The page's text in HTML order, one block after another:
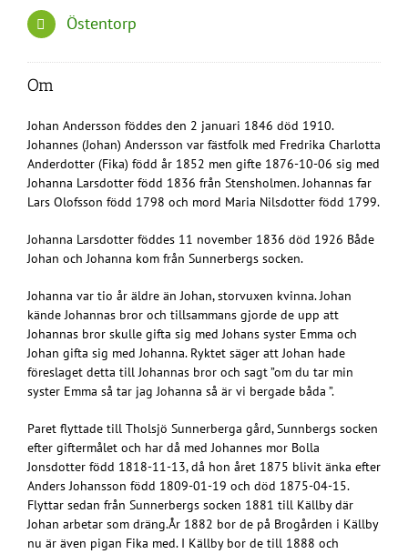
Östentorp
Om
Johan Andersson föddes den 2 januari 1846 död 1910.
Johannes (Johan) Andersson var fästfolk med Fredrika Charlotta
Anderdotter (Fika) född år 1852 men gifte 1876-10-06 sig med
Johanna Larsdotter född 1836 från Stensholmen. Johannas far
Lars Olofsson född 1798 och mord Maria Nilsdotter född 1799.
Johanna Larsdotter föddes 11 november 1836 död 1926 Både
Johan och Johanna kom från Sunnerbergs socken.
Johanna var tio år äldre än Johan, storvuxen kvinna. Johan
kände Johannas bror och tillsammans gjorde de upp att
Johannas bror skulle gifta sig med Johans syster Emma och
Johan gifta sig med Johanna. Ryktet säger att Johan hade
föreslaget detta till Johannas bror och sagt ”om du tar min
syster Emma så tar jag Johanna så är vi bergade båda ”.
Paret flyttade till Tholsjö Sunnerberga gård, Sunnbergs socken
efter giftermålet och har då med Johannes mor Bolla
Jonsdotter född 1818-11-13, då hon året 1875 blivit änka efter
Anders Johansson född 1809-01-19 och död 1875-04-15.
Flyttar sedan från Sunnerbergs socken 1881 till Källby där
Johan arbetar som dräng.År 1882 bor de på Brogården i Källby
nu är även pigan Fika med. I Källby bor de till 1888 och